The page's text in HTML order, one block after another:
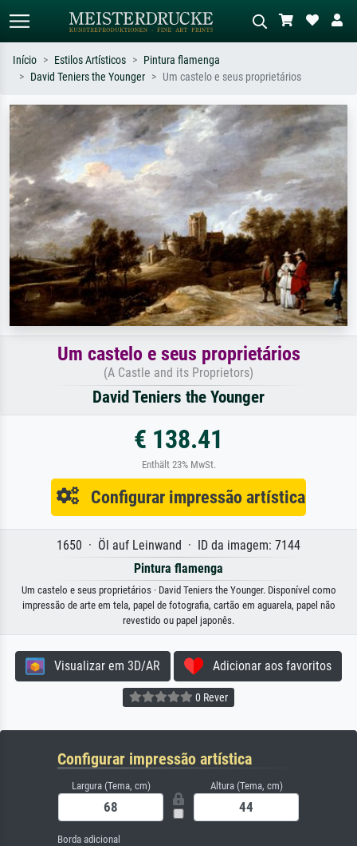
Pesquise por artista, título ou estilo –
ex: Monet, Noite Estrelada,
impressionismo, onda de Hokusai, nu.
Descreva a cena – ex: prado verde,
abstrato com muito vermelho, pintura
a óleo escura, nu em pé ao lado de
uma árvore.
Início Estilos Artísticos
Pintura flamenga
David Teniers the Younger
Um castelo e seus proprietários
Um castelo e seus proprietários
(A Castle and its Proprietors)
David Teniers the Younger
€ 138.41
Enthält 23% MwSt.
Configurar impressão artística
1650 · Öl auf Leinwand · ID da imagem: 7144
Pintura flamenga
Um castelo e seus proprietários · David Teniers the Younger. Disponível como
impressão de arte em tela, papel de fotografia, cartão em aguarela, papel não
revestido ou papel japonês.
Visualizar em 3D/AR Adicionar aos favoritos
0 Rever
Configurar impressão artística
Largura (Tema, cm) Altura (Tema, cm)
Borda adicional